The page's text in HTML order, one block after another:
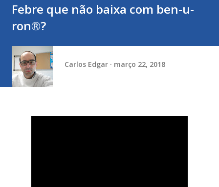
Febre que não baixa com ben-u-
ron®?
Carlos Edgar março 22, 2018